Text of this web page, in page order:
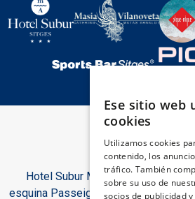
Hotel Subur Maritim, Paseo
esquina Passeig del Dr. Benaprés
Ese sitio web
cookies
Utilizamos cookies
contenido, los
tráfico. También
sobre su uso de
socios de publicidad